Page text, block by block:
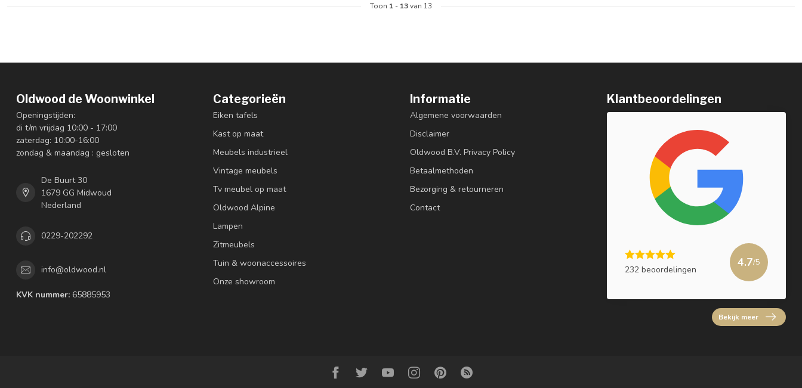
Toon 1 - 13van 13
Oldwood de Woonwinkel
Openingstijden:
di t/m vrijdag 10:00 - 17:00
zaterdag: 10:00-16:00
zondag & maandag : gesloten
De Buurt 30
1679 GG Midwoud
Nederland
0229-202292
info@oldwood.nl
KVK nummer: 65885953
Categorieën
Eiken tafels
Kast op maat
Meubels industrieel
Vintage meubels
Tv meubel op maat
Oldwood Alpine
Lampen
Zitmeubels
Tuin & woonaccessoires
Onze showroom
Informatie
Algemene voorwaarden
Disclaimer
Oldwood B.V. Privacy Policy
Betaalmethoden
Bezorging & retourneren
Contact
Klantbeoordelingen
232 beoordelingen
4.7/5
Bekijk meer